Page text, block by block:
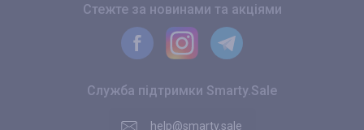
Стежте за новинами та акціями
Служба підтримки Smarty.Sale
help@smarty.sale